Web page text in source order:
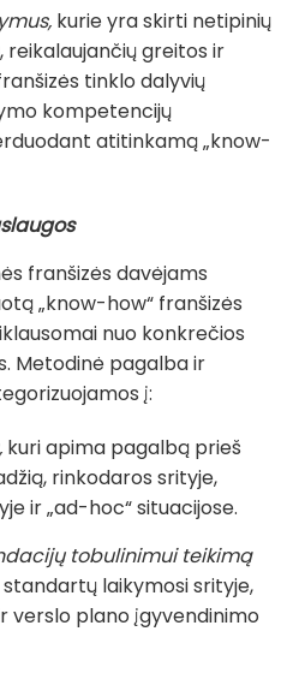
kurie yra skirti netipinių
reikalaujančių greitos ir
tinklo dalyvių
kompetencijų
atitinkamą „know-
franšizės davėjams
„know-how“ franšizės
nuo konkrečios
Metodinė pagalba ir
į:
kuri apima pagalbą prieš
rinkodaros srityje,
ir „ad-hoc“ situacijose.
tobulinimui teikimą
laikymosi srityje,
verslo plano įgyvendinimo